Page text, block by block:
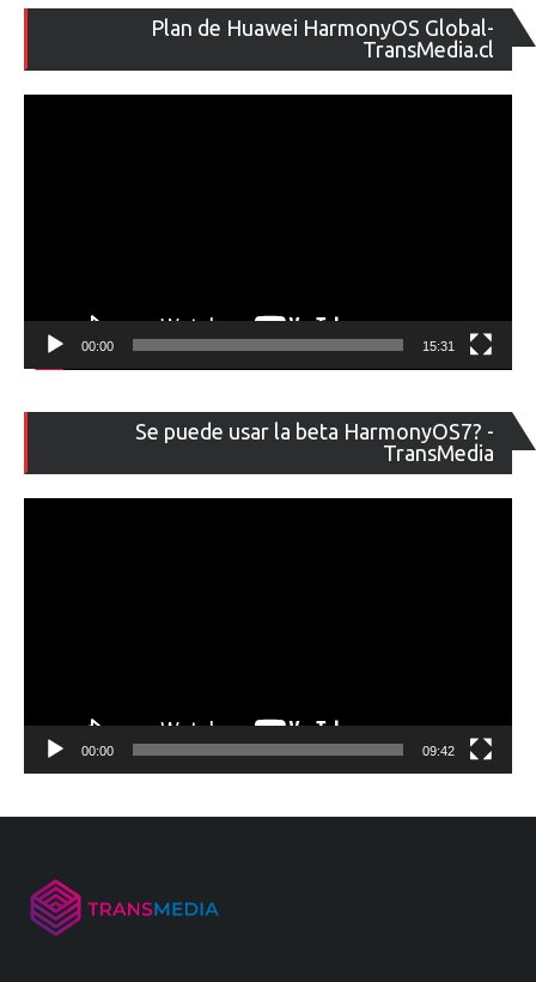
Plan de Huawei HarmonyOS Global-
TransMedia.cl
de
00:00 15:31
Se puede usar la beta HarmonyOS7? -
TransMedia
de
00:00 09:42